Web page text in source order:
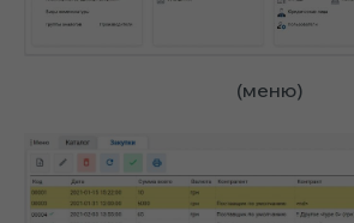
(меню)